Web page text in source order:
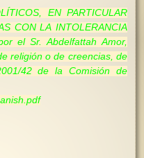
EN PARTICULAR
CON LA INTOLERANCIA
el Sr. Abdelfattah Amor,
religión o de creencias, de
42 de la Comisión de